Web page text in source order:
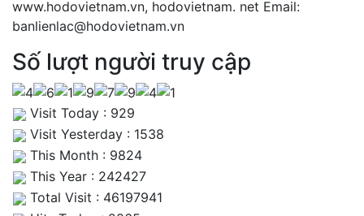
www.hodovietnam.vn, hodovietnam. net Email:
banlienlac@hodovietnam.vn
Số lượt người truy cập
Visit Today : 929
Visit Yesterday : 1538
This Month : 9824
This Year : 242427
Total Visit : 46197941